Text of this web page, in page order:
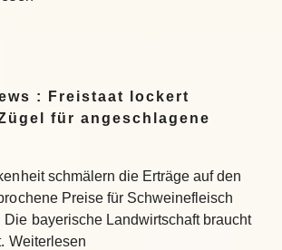
: Freistaat lockert
für angeschlagene
schmälern die Erträge auf den
Preise für Schweinefleisch
Die bayerische Landwirtschaft braucht
Weiterlesen